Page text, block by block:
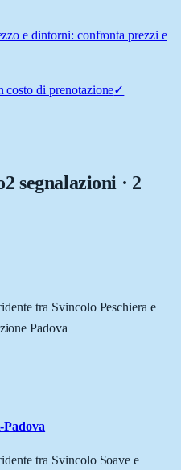
e dintorni: confronta prezzi e
costo di prenotazione✓
2 segnalazioni · 2
tra Svincolo Peschiera e
Padova
Padova
tra Svincolo Soave e